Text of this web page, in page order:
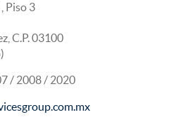
Piso 3
C.P. 03100
/ 2008 / 2020